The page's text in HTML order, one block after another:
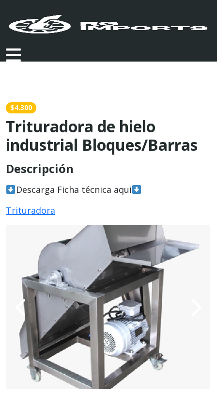
$4.300
Trituradora de hielo
industrial Bloques/Barras
Descripción
Descarga Ficha técnica aqui
Trituradora